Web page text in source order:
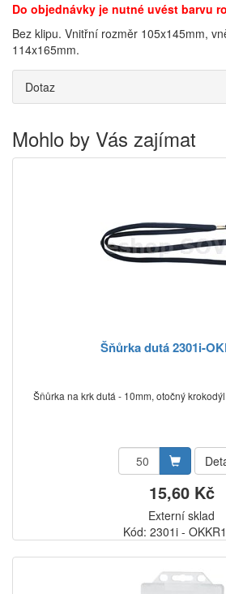
Do objednávky je nutné uvést barvu
Bez klipu. Vnitřní rozměr 105x145mm,
114x165mm.
Dotaz
Mohlo by Vás zajímat
Šňůrka dutá 2301i-
Šňůrka na krk dutá - 10mm, otočný
15,60 Kč
Externí sklad
Kód: 2301i -